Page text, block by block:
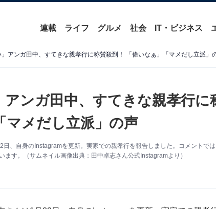
連載 ライフ グルメ 社会 IT・ビジネス
」アンガ田中、すてきな親孝行に称賛殺到！ 「偉いなぁ」「マメだし立派」
アンガ田中、すてきな親孝行に
マメだし立派」の声
、自身のInstagramを更新。実家での親孝行を報告しました。コメントで
す。（サムネイル画像出典：田中卓志さん公式Instagramより）